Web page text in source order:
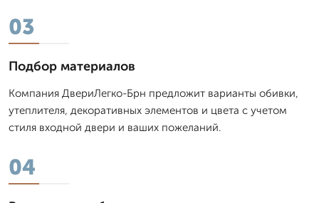
03
Подбор материалов
Компания ДвериЛегко-Брн предложит варианты обивки,
утеплителя, декоративных элементов и цвета с учетом
стиля входной двери и ваших пожеланий.
04